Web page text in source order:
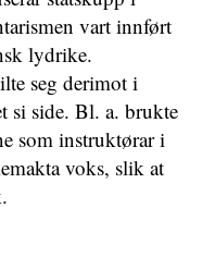
vart innført
lydrike.
seg derimot i
si side. Bl. a. brukte
som instruktørar i
voks, slik at